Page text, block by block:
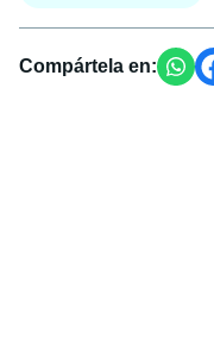
Compártela en: